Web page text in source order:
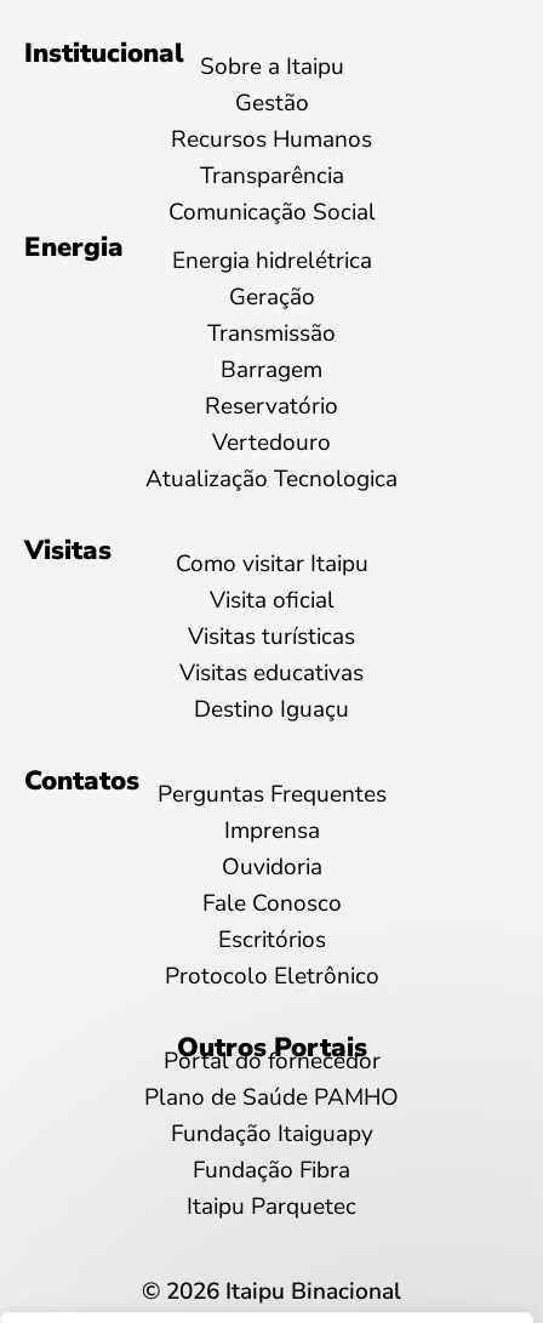
Institucional Sobre a Itaipu
Gestão
Recursos Humanos
Transparência
Comunicação Social
Energia
Energia hidrelétrica
Geração
Transmissão
Barragem
Reservatório
Vertedouro
Atualização Tecnologica
Visitas
Como visitar Itaipu
Visita oficial
Visitas turísticas
Visitas educativas
Destino Iguaçu
Contatos
Perguntas Frequentes
Imprensa
Ouvidoria
Fale Conosco
Escritórios
Protocolo Eletrônico
Outros Portais
Portal do fornecedor
Plano de Saúde PAMHO
Fundação Itaiguapy
Fundação Fibra
Itaipu Parquetec
© 2026 Itaipu Binacional